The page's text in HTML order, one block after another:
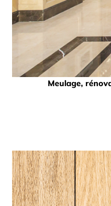
Meulage,